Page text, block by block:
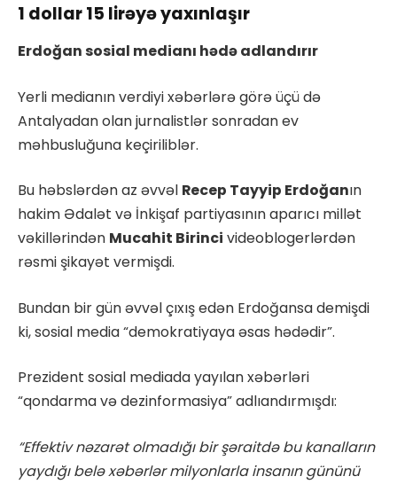
1 dollar 15 lirəyə yaxınlaşır
Erdoğan sosial medianı hədə adlandırır
Yerli medianın verdiyi xəbərlərə görə üçü də
Antalyadan olan jurnalistlər sonradan ev
məhbusluğuna keçiriliblər.
Bu həbslərdən az əvvəl Recep Tayyip Erdoğanın
hakim Ədalət və İnkişaf partiyasının aparıcı millət
vəkillərindən Mucahit Birinci videoblogerlərdən
rəsmi şikayət vermişdi.
Bundan bir gün əvvəl çıxış edən Erdoğansa demişdi
ki, sosial media “demokratiyaya əsas hədədir”.
Prezident sosial mediada yayılan xəbərləri
“qondarma və dezinformasiya” adlıandırmışdı:
“Effektiv nəzarət olmadığı bir şəraitdə bu kanalların
yaydığı belə xəbərlər milyonlarla insanın gününü